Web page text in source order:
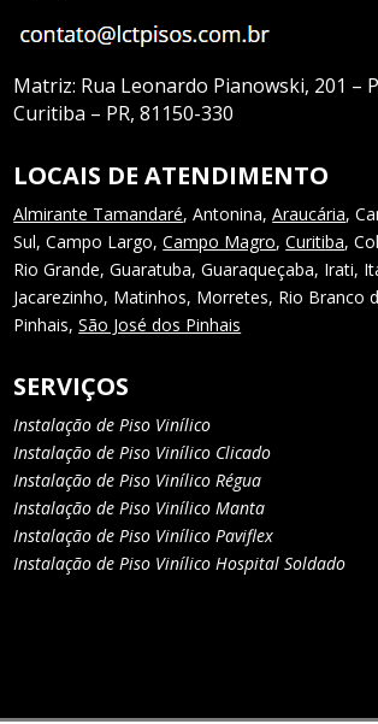
Matriz: Rua Leonardo Pianowski, 201 –
Curitiba – PR, 81150-330
LOCAIS DE ATENDIMENTO
Almirante Tamandaré, Antonina,Araucária,
Sul, Campo Largo,Campo Magro,Curitiba,
Rio Grande, Guaratuba, Guaraqueçaba, Irati,
Jacarezinho, Matinhos, Morretes, Rio Branco
Pinhais,São José dos Pinhais
SERVIÇOS
Instalação de Piso Vinílico
Instalação de Piso Vinílico Clicado
Instalação de Piso Vinílico Régua
Instalação de Piso Vinílico Manta
Instalação de Piso Vinílico Paviflex
Instalação de Piso Vinílico Hospital Soldado